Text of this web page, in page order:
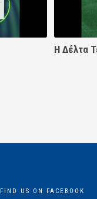
Η Δέλτα
FIND US ON FACEBOOK